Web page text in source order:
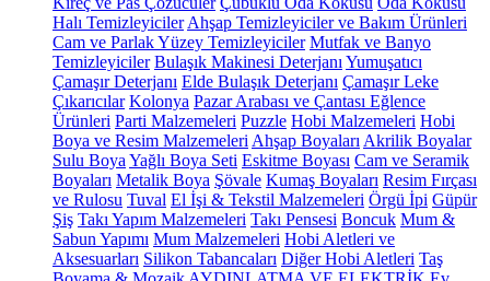
Halı Temizleyiciler Ahşap Temizleyiciler ve Bakım Ürünleri
Cam ve Parlak Yüzey Temizleyiciler Mutfak ve Banyo
Temizleyiciler Bulaşık Makinesi Deterjanı Yumuşatıcı
Çamaşır Deterjanı Elde Bulaşık Deterjanı Çamaşır Leke
Çıkarıcılar Kolonya Pazar Arabası ve Çantası Eğlence
Ürünleri Parti Malzemeleri Puzzle Hobi Malzemeleri Hobi
Boya ve Resim Malzemeleri Ahşap Boyaları Akrilik Boyalar
Sulu Boya Yağlı Boya Seti Eskitme Boyası Cam ve Seramik
Boyaları Metalik Boya Şövale Kumaş Boyaları Resim Fırçası
ve Rulosu Tuval El İşi & Tekstil Malzemeleri Örgü İpi Güpür
Şiş Takı Yapım Malzemeleri Takı Pensesi Boncuk Mum &
Sabun Yapımı Mum Malzemeleri Hobi Aletleri ve
Aksesuarları Silikon Tabancaları Diğer Hobi Aletleri Taş